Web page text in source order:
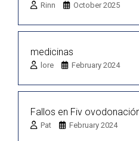
Rinn October 2025
medicinas
lore February 2024
Fallos en Fiv
Pat February 2024